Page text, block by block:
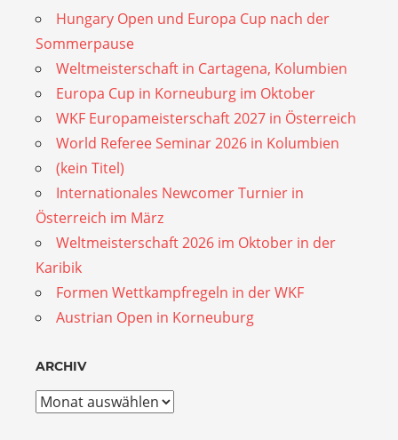
Hungary Open und Europa Cup nach der
Sommerpause
Weltmeisterschaft in Cartagena, Kolumbien
Europa Cup in Korneuburg im Oktober
WKF Europameisterschaft 2027 in Österreich
World Referee Seminar 2026 in Kolumbien
(kein Titel)
Internationales Newcomer Turnier in
Österreich im März
Weltmeisterschaft 2026 im Oktober in der
Karibik
Formen Wettkampfregeln in der WKF
Austrian Open in Korneuburg
ARCHIV
Archiv